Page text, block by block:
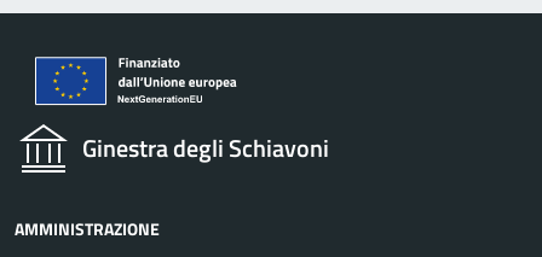
Ginestra degli Schiavoni
AMMINISTRAZIONE